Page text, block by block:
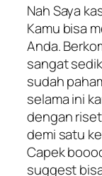
Nah Saya
Kamu bisa
Anda.
sangat
sudah
selama ini
dengan
demi satu
Capek
suggest